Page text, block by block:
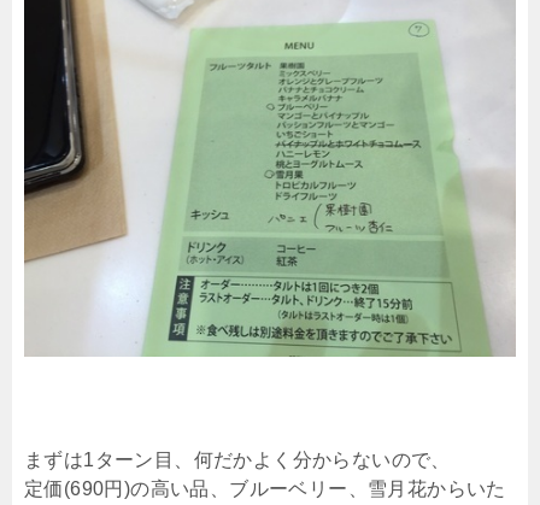
まずは1ターン目、何だかよく分からないので、
定価(690円)の高い品、ブルーベリー、雪月花からいた